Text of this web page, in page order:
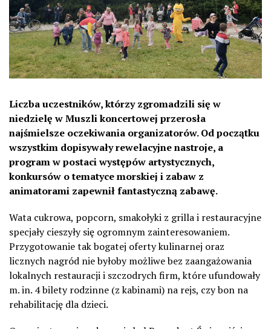
Liczba uczestników, którzy zgromadzili się w
niedzielę w Muszli koncertowej przerosła
najśmielsze oczekiwania organizatorów. Od początku
wszystkim dopisywały rewelacyjne nastroje, a
program w postaci występów artystycznych,
konkursów o tematyce morskiej i zabaw z
animatorami zapewnił fantastyczną zabawę.
Wata cukrowa, popcorn, smakołyki z grilla i restauracyjne
specjały cieszyły się ogromnym zainteresowaniem.
Przygotowanie tak bogatej oferty kulinarnej oraz
licznych nagród nie byłoby możliwe bez zaangażowania
lokalnych restauracji i szczodrych firm, które ufundowały
m. in. 4 bilety rodzinne (z kabinami) na rejs, czy bon na
rehabilitację dla dzieci.